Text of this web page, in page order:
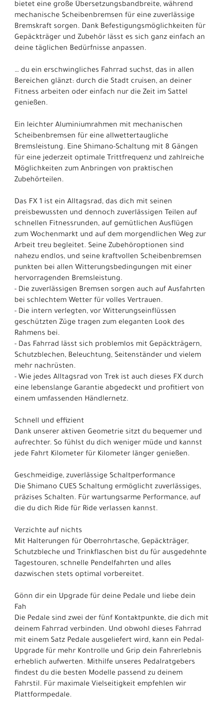
bietet eine große Übersetzungsbandbreite, während
mechanische Scheibenbremsen für eine zuverlässige
Bremskraft sorgen. Dank Befestigungsmöglichkeiten für
Gepäckträger und Zubehör lässt es sich ganz einfach an
deine täglichen Bedürfnisse anpassen.
… du ein erschwingliches Fahrrad suchst, das in allen
Bereichen glänzt: durch die Stadt cruisen, an deiner
Fitness arbeiten oder einfach nur die Zeit im Sattel
genießen.
Ein leichter Aluminiumrahmen mit mechanischen
Scheibenbremsen für eine allwettertaugliche
Bremsleistung. Eine Shimano-Schaltung mit 8 Gängen
für eine jederzeit optimale Trittfrequenz und zahlreiche
Möglichkeiten zum Anbringen von praktischen
Zubehörteilen.
Das FX 1 ist ein Alltagsrad, das dich mit seinen
preisbewussten und dennoch zuverlässigen Teilen auf
schnellen Fitnessrunden, auf gemütlichen Ausflügen
zum Wochenmarkt und auf dem morgendlichen Weg zur
Arbeit treu begleitet. Seine Zubehöroptionen sind
nahezu endlos, und seine kraftvollen Scheibenbremsen
punkten bei allen Witterungsbedingungen mit einer
hervorragenden Bremsleistung.
- Die zuverlässigen Bremsen sorgen auch auf Ausfahrten
bei schlechtem Wetter für volles Vertrauen.
- Die intern verlegten, vor Witterungseinflüssen
geschützten Züge tragen zum eleganten Look des
Rahmens bei.
- Das Fahrrad lässt sich problemlos mit Gepäckträgern,
Schutzblechen, Beleuchtung, Seitenständer und vielem
mehr nachrüsten.
- Wie jedes Alltagsrad von Trek ist auch dieses FX durch
eine lebenslange Garantie abgedeckt und profitiert von
einem umfassenden Händlernetz.
Schnell und effizient
Dank unserer aktiven Geometrie sitzt du bequemer und
aufrechter. So fühlst du dich weniger müde und kannst
jede Fahrt Kilometer für Kilometer länger genießen.
Geschmeidige, zuverlässige Schaltperformance
Die Shimano CUES Schaltung ermöglicht zuverlässiges,
präzises Schalten. Für wartungsarme Performance, auf
die du dich Ride für Ride verlassen kannst.
Verzichte auf nichts
Mit Halterungen für Oberrohrtasche, Gepäckträger,
Schutzbleche und Trinkflaschen bist du für ausgedehnte
Tagestouren, schnelle Pendelfahrten und alles
dazwischen stets optimal vorbereitet.
Gönn dir ein Upgrade für deine Pedale und liebe dein
Fah
Die Pedale sind zwei der fünf Kontaktpunkte, die dich mit
deinem Fahrrad verbinden. Und obwohl dieses Fahrrad
mit einem Satz Pedale ausgeliefert wird, kann ein Pedal-
Upgrade für mehr Kontrolle und Grip dein Fahrerlebnis
erheblich aufwerten. Mithilfe unseres Pedalratgebers
findest du die besten Modelle passend zu deinem
Fahrstil. Für maximale Vielseitigkeit empfehlen wir
Plattformpedale.